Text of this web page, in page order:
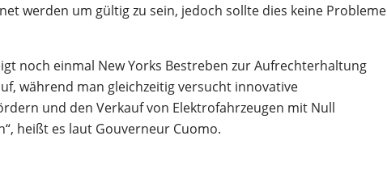
werden um gültig zu sein, jedoch sollte dies keine Probleme
noch einmal New Yorks Bestreben zur Aufrechterhaltung
während man gleichzeitig versucht innovative
und den Verkauf von Elektrofahrzeugen mit Null
heißt es laut Gouverneur Cuomo.